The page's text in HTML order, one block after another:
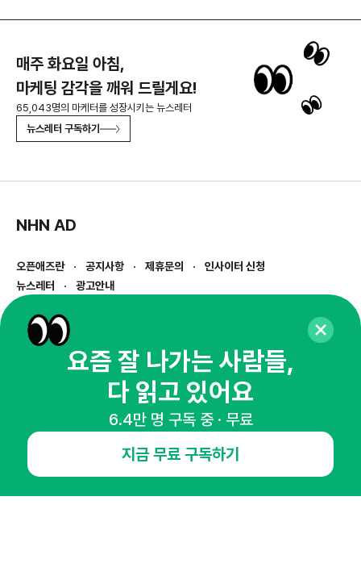
매주 화요일 아침,
마케팅 감각을 깨워 드릴게요!
65,043명의 마케터를 성장시키는 뉴스레터
뉴스레터 구독하기
NHN AD
오픈애즈란 공지사항 제휴문의
인사이터 신청
뉴스레터
광고안내
경기도 성남시 분당구 대왕판교로645번길 16
사업자등록번호 : 144-81-27690(
통신판매업신고번호 : 2014-경기성남-1023
호스팅서비스사업자 : 오픈애즈
1800-2198
openads@openads.co.kr
이용약관
instagramthreadkakaotalk
요즘 잘 나가는 사람들,
다 읽고 있어요
6.4만 명 구독 중 · 무료
지금 무료 구독하기